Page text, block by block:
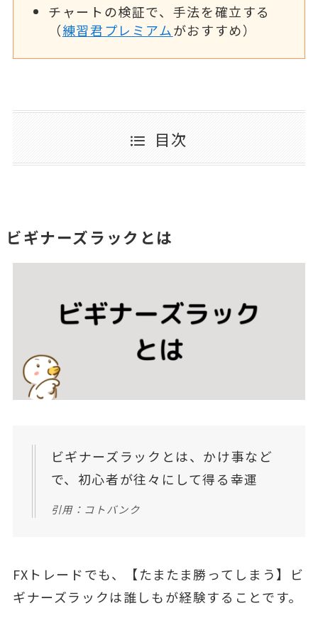
チャートの検証で、手法を確立する
（練習君プレミアムがおすすめ）
目次
ビギナーズラックとは
ビギナーズラックとは、かけ事など
で、初心者が往々にして得る幸運
引用：コトバンク
FXトレードでも、【たまたま勝ってしまう】ビ
ギナーズラックは誰しもが経験することです。